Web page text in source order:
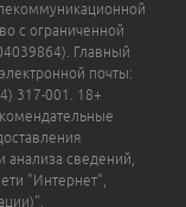
с ограниченной
Главный
почты:
317-001. 18+
анализа сведений,
"Интернет",